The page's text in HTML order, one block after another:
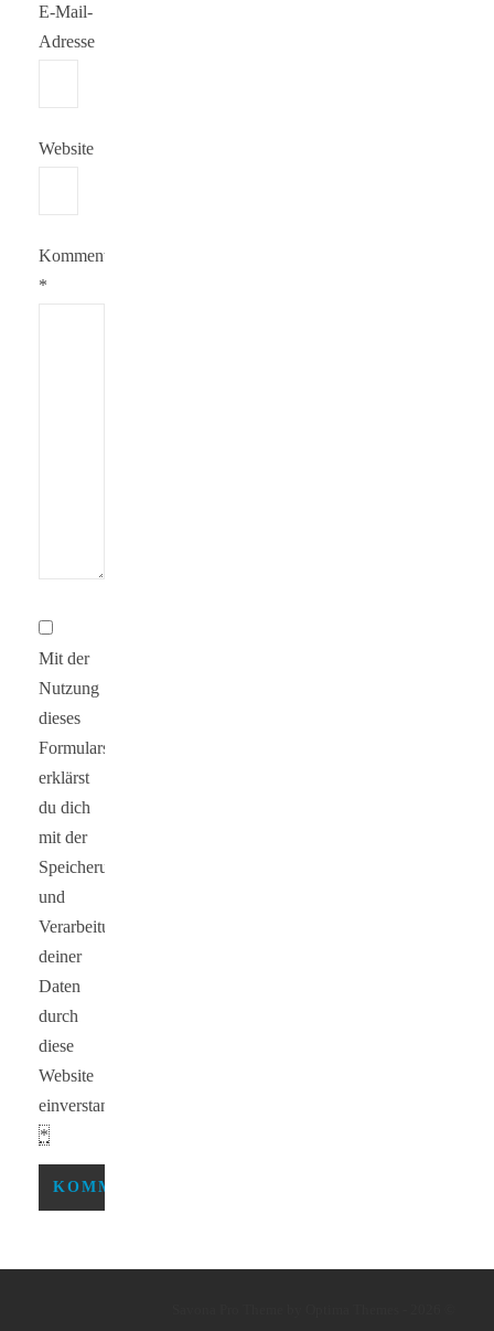
E-Mail-
Adresse
Website
Kommentar
*
Mit der
Nutzung
dieses
Formulars
erklärst
du dich
mit der
Speicherung
und
Verarbeitung
deiner
Daten
durch
diese
Website
einverstanden.
*